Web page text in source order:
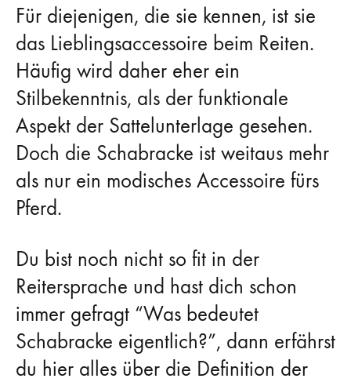
Basiswissen
über
Schabracken
–
das
solltest
wissen
Für diejenigen, die sie kennen, ist sie
das Lieblingsaccessoire beim Reiten.
Häufig wird daher eher ein
Stilbekenntnis, als der funktionale
Aspekt der Sattelunterlage gesehen.
Doch die Schabracke ist weitaus mehr
als nur ein modisches Accessoire fürs
Pferd.
Du bist noch nicht so fit in der
Reitersprache und hast dich schon
immer gefragt “Was bedeutet
Schabracke eigentlich?”, dann erfährst
du hier alles über die Definition der